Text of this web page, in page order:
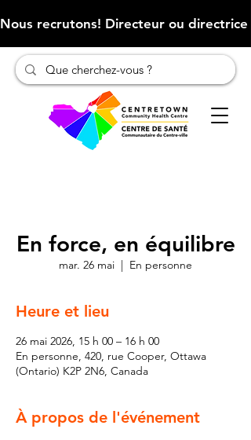
Nous recrutons! Directeur ou
En force, en équilibre
mar. 26 mai
  |
En personne
Heure et lieu
26 mai 2026, 15 h 00 – 16 h 00
En personne, 420, rue Cooper, Ottawa
(Ontario) K2P 2N6, Canada
À propos de l'événement